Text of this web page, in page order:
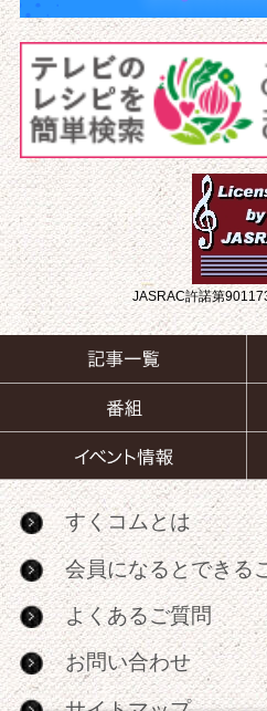
JASRAC許諾第
すくコムとは
会員になるとできる
よくあるご質問
お問い合わせ